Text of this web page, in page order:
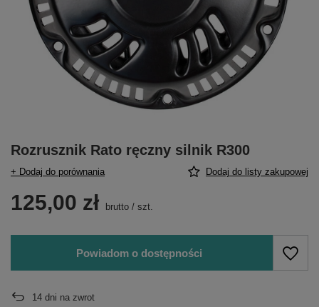
Rozrusznik Rato ręczny silnik R300
+ Dodaj do porównania Dodaj do listy zakupowej
125,00 zł brutto / szt.
Powiadom o dostępności
14 dni na zwrot